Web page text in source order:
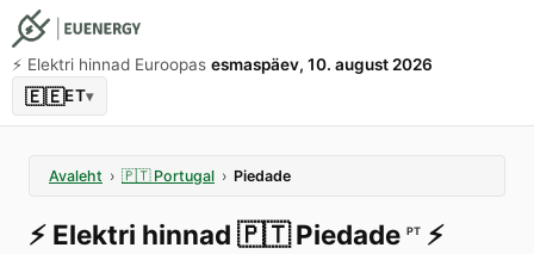
⚡️ Elektri hinnad Euroopas esmaspäev, 10. august 2026
🇪🇪ET▾
Avaleht › 🇵🇹 Portugal › Piedade
⚡️ Elektri hinnad 🇵🇹 Piedade PT ⚡️